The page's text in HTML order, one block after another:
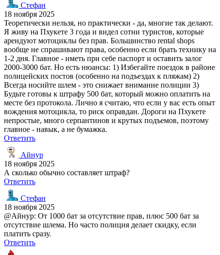
Стефан
18 ноября 2025
Теоретически нельзя, но практически - да, многие так делают.
Я живу на Пхукете 3 года и видел сотни туристов, которые
арендуют мотоциклы без прав. Большинство rental shops
вообще не спрашивают права, особенно если брать технику на
1-2 дня. Главное - иметь при себе паспорт и оставить залог
2000-3000 бат. Но есть нюансы: 1) Избегайте поездок в районе
полицейских постов (особенно на подъездах к пляжам) 2)
Всегда носийте шлем - это снижает внимание полиции 3)
Будьте готовы к штрафу 500 бат, который можно оплатить на
месте без протокола. Лично я считаю, что если у вас есть опыт
вождения мотоцикла, то риск оправдан. Дороги на Пхукете
непростые, много серпантинов и крутых подъемов, поэтому
главное - навык, а не бумажка.
Ответить
Айнур
18 ноября 2025
А сколько обычно составляет штраф?
Ответить
Стефан
18 ноября 2025
@Айнур: От 1000 бат за отсутствие прав, плюс 500 бат за
отсутствие шлема. Но часто полиция делает скидку, если
платить сразу.
Ответить